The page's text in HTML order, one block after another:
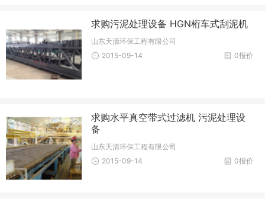
求购污泥处理设备 HGN桁车式刮泥机
山东天清环保工程有限公司
0报价
2015-09-14
求购水平真空带式过滤机 污泥处理设
备
山东天清环保工程有限公司
0报价
2015-09-14